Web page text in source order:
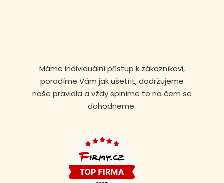
Máme individuální přístup k zákazníkovi,
poradíme Vám jak ušetřit, dodržujeme
naše pravidla a vždy splníme to na čem se
dohodneme.